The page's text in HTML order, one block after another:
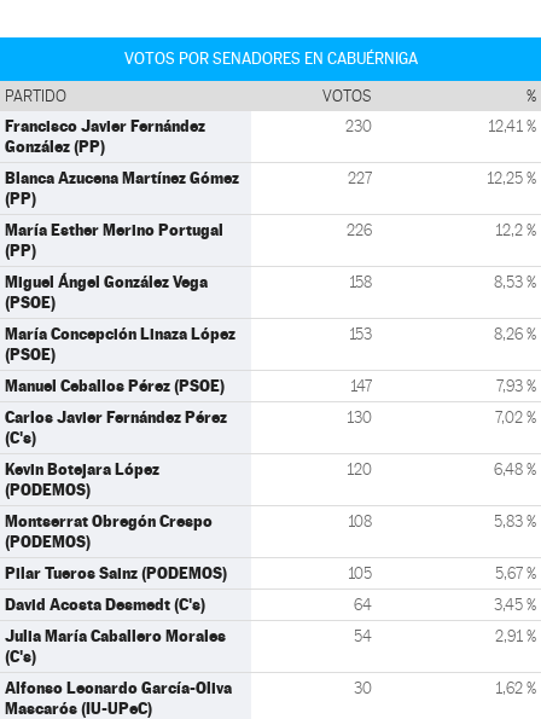
VOTOS POR SENADORES EN CABUÉRNIGA
PARTIDO VOTOS %
Francisco Javier Fernández
González (PP)
230 12,41 %
Blanca Azucena Martínez Gómez
(PP)
227 12,25 %
María Esther Merino Portugal
(PP)
226 12,2 %
Miguel Ángel González Vega
(PSOE)
158 8,53 %
María Concepción Linaza López
(PSOE)
153 8,26 %
Manuel Ceballos Pérez (PSOE) 147 7,93 %
Carlos Javier Fernández Pérez
(C's)
130 7,02 %
Kevin Botejara López
(PODEMOS)
120 6,48 %
Montserrat Obregón Crespo
(PODEMOS)
108 5,83 %
Pilar Tueros Sainz (PODEMOS) 105 5,67 %
David Acosta Desmedt (C's) 64 3,45 %
Julia María Caballero Morales
(C's)
54 2,91 %
Alfonso Leonardo García-Oliva
Mascarós (IU-UPeC)
30 1,62 %